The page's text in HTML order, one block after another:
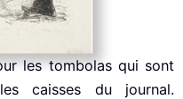
les tombolas qui sont
caisses du journal.